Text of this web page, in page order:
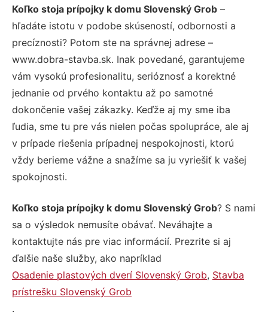
Koľko stoja prípojky k domu Slovenský Grob –
hľadáte istotu v podobe skúseností, odbornosti a
precíznosti? Potom ste na správnej adrese –
www.dobra-stavba.sk. Inak povedané, garantujeme
vám vysokú profesionalitu, serióznosť a korektné
jednanie od prvého kontaktu až po samotné
dokončenie vašej zákazky. Keďže aj my sme iba
ľudia, sme tu pre vás nielen počas spolupráce, ale aj
v prípade riešenia prípadnej nespokojnosti, ktorú
vždy berieme vážne a snažíme sa ju vyriešiť k vašej
spokojnosti.
Koľko stoja prípojky k domu Slovenský Grob? S nami
sa o výsledok nemusíte obávať. Neváhajte a
kontaktujte nás pre viac informácií. Prezrite si aj
ďalšie naše služby, ako napríklad
Osadenie plastových dverí Slovenský Grob, Stavba
prístrešku Slovenský Grob
.